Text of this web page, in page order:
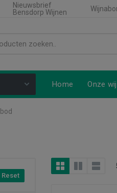
Nieuwsbrief
Bensdorp Wijnen
Home Onze
Reset